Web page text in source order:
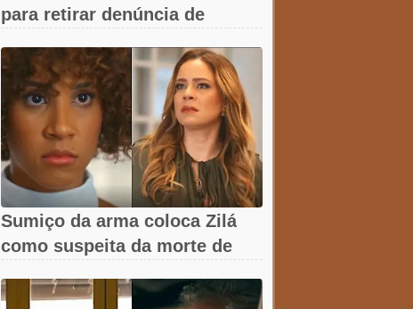
para retirar denúncia de
Sumiço da arma coloca Zilá
como suspeita da morte de